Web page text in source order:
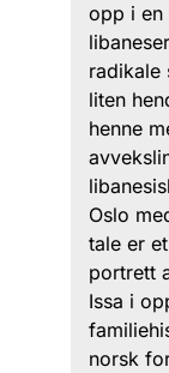
opp i en
radikale
liten
henne
Oslo
tale er
portrett
Issa i
norsk